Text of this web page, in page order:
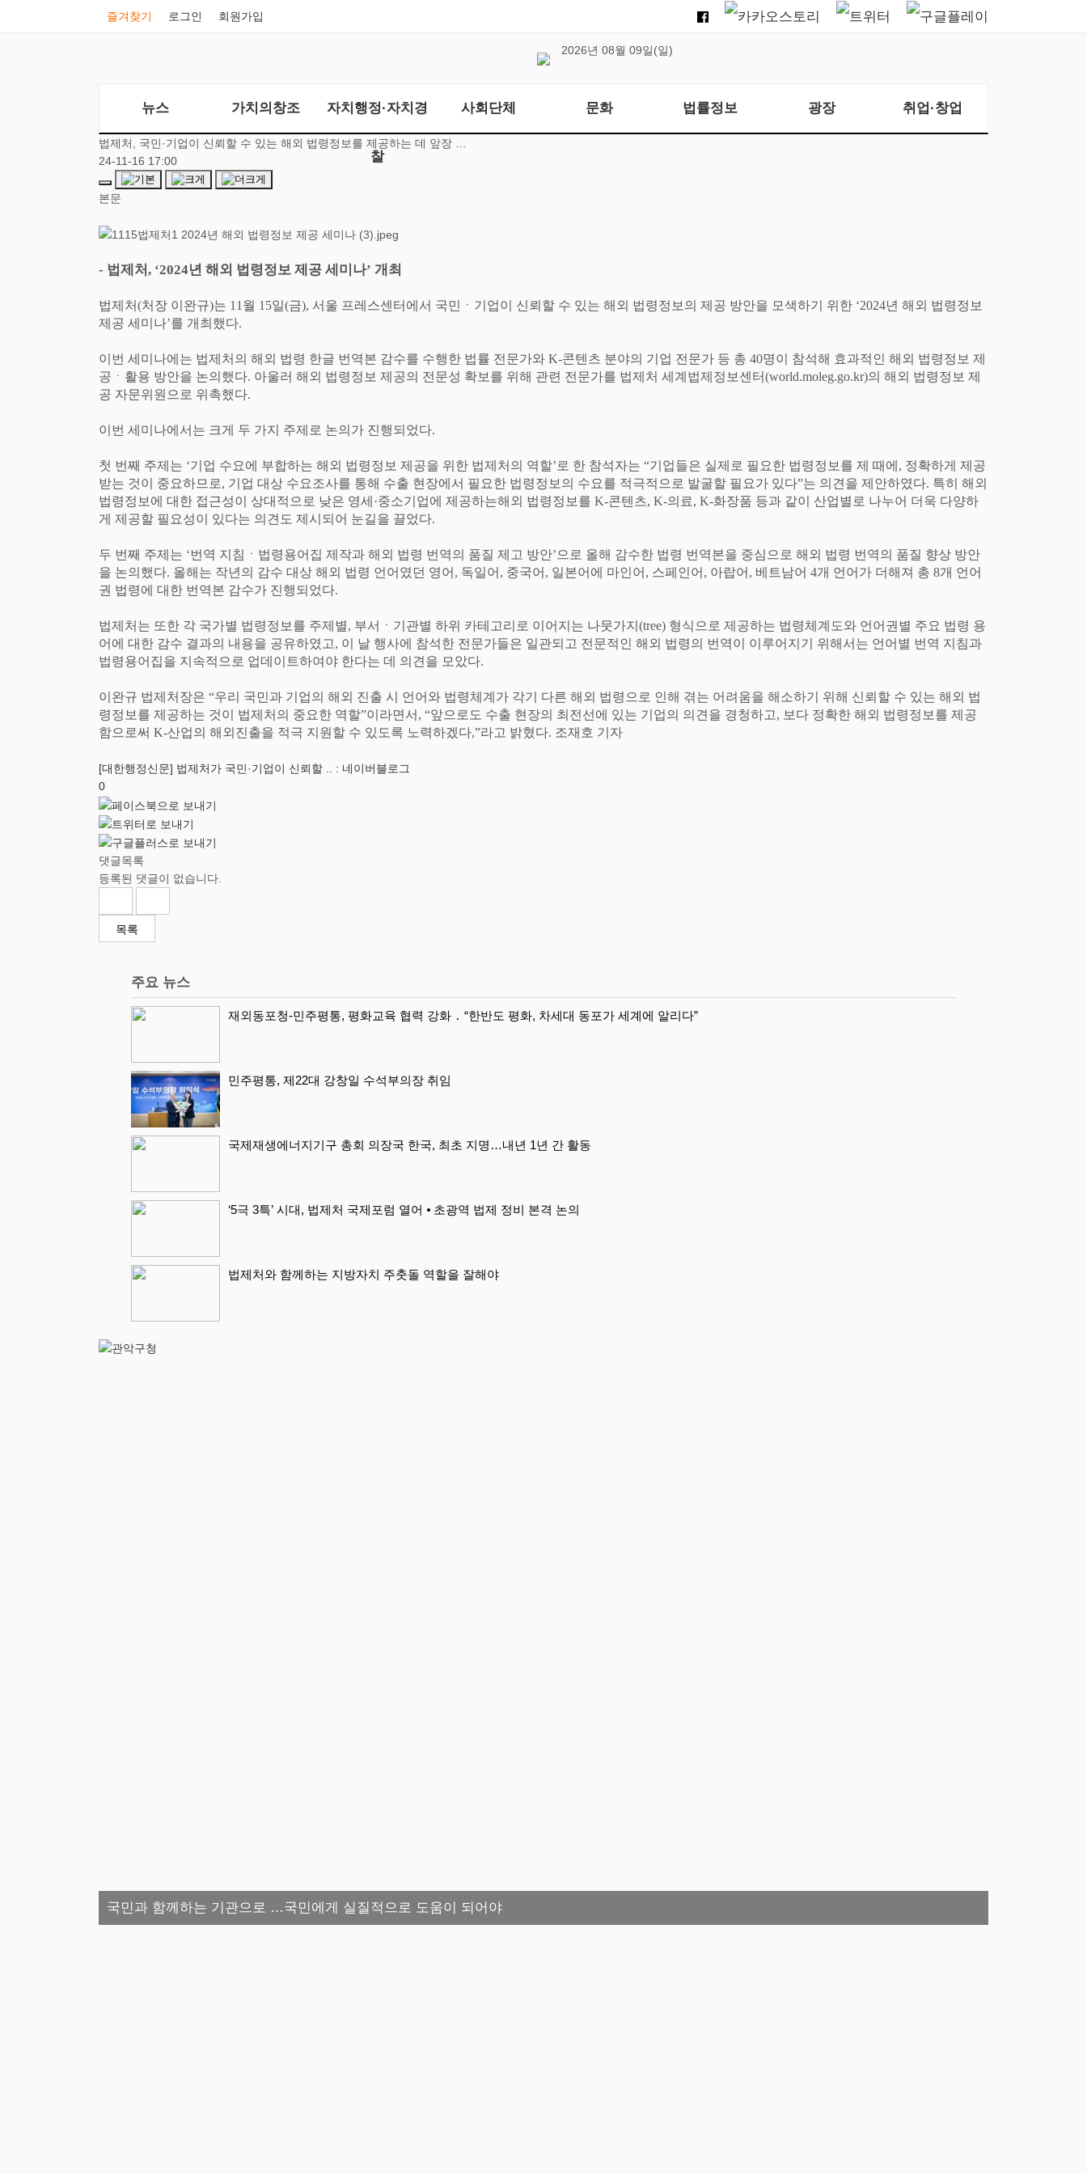
즐겨찾기 로그인 회원가입
2026년 08월 09일(일)
뉴스 가치의창조 자치행정·자치경
찰
사회단체 문화 법률정보 광장 취업·창업
법제처, 국민·기업이 신뢰할 수 있는 해외 법령정보를 제공하는 데 앞장 …
24-11-16 17:00
본문
- 법제처 , ‘2024년 해외 법령정보 제공 세미나’ 개최
법제처(처장 이완규)는 11 월 15일(금), 서울 프레스센터에서 국민 ㆍ 기업이 신뢰할 수 있는 해외 법령정보의 제공 방안을 모색하기 위한 ‘2024년 해외 법령정보
제공 세미나’를 개최했다.
이번 세미나에는 법제처의 해외 법령 한글 번역본 감수를 수행한 법률 전문가와 K-콘텐츠 분야의 기업 전문가 등 총 40명이 참석해 효과적인 해외 법령정보 제
공 ㆍ 활용 방안을 논의했다. 아울러 해외 법령정보 제공의 전문성 확보를 위해 관련 전문가를 법제처 세계법제정보센터(world.moleg.go.kr)의 해외 법령정보 제
공 자문위원으로 위촉했다.
이번 세미나에서는 크게 두 가지 주제로 논의가 진행되었다.
첫 번째 주제는 ‘기업 수요에 부합하는 해외 법령정보 제공을 위한 법제처의 역할’ 로 한 참석자는 “기업들은 실제로 필요한 법령정보를 제 때에 , 정확하게 제공
받는 것이 중요하므로, 기업 대상 수요조사를 통해 수출 현장에서 필요한 법령정보의 수요를 적극적으로 발굴할 필요가 있다”는 의견을 제안하였다. 특히 해외
법령정보에 대한 접근성이 상대적으로 낮은 영세 ·중소기업에 제공하는해외 법령정보를 K-콘텐츠, K-의료, K-화장품 등과 같이 산업별로 나누어 더욱 다양하
게 제공할 필요성이 있다는 의견도 제시되어 눈길을 끌었다.
두 번째 주제는 ‘번역 지침 ㆍ 법령용어집 제작과 해외 법령 번역의 품질 제고 방안’으로 올해 감수한 법령 번역본을 중심으로 해외 법령 번역의 품질 향상 방안
을 논의했다. 올해는 작년의 감수 대상 해외 법령 언어였던 영어 , 독일어 , 중국어 , 일본어에 마인어 , 스페인어 , 아랍어 , 베트남어 4개 언어가 더해져 총 8개 언어
권 법령에 대한 번역본 감수가 진행되었다.
법제처는 또한 각 국가별 법령정보를 주제별, 부서 ㆍ 기관별 하위 카테고리로 이어지는 나뭇가지 (tree) 형식으로 제공하는 법령체계도와 언어권별 주요 법령 용
어에 대한 감수 결과의 내용을 공유하였고, 이 날 행사에 참석한 전문가들은 일관되고 전문적인 해외 법령의 번역이 이루어지기 위해서는 언어별 번역 지침과
법령용어집을 지속적으로 업데이트하여야 한다는 데 의견을 모았다.
이완규 법제처장은 “우리 국민과 기업의 해외 진출 시 언어와 법령체계가 각기 다른 해외 법령으로 인해 겪는 어려움을 해소하기 위해 신뢰할 수 있는 해외 법
령정보를 제공하는 것이 법제처의 중요한 역할”이라면서 , “앞으로도 수출 현장의 최전선에 있는 기업의 의견을 경청하고, 보다 정확한 해외 법령정보를 제공
함으로써 K-산업의 해외진출을 적극 지원할 수 있도록 노력하겠다,”라고 밝혔다. 조재호 기자
[대한행정신문] 법제처가 국민·기업이 신뢰할 .. : 네이버블로그
0
댓글목록
등록된 댓글이 없습니다.
목록
주요 뉴스
재외동포청-민주평통, 평화교육 협력 강화 ․ “한반도 평화, 차세대 동포가 세계에 알리다”
민주평통, 제22대 강창일 수석부의장 취임
국제재생에너지기구 총회 의장국 한국, 최초 지명…내년 1년 간 활동
‘5극 3특’ 시대, 법제처 국제포럼 열어 ⦁ 초광역 법제 정비 본격 논의
법제처와 함께하는 지방자치 주춧돌 역할을 잘해야
국민과 함께하는 기관으로 …국민에게 실질적으로 도움이 되어야